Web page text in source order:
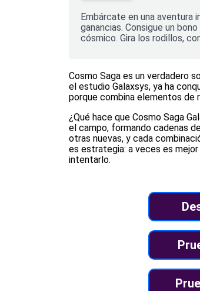
Embárcate en una aventura
ganancias. Consigue un
cósmico. Gira los rodillos,
Cosmo Saga es un verdadero
el estudio Galaxsys, ya ha
porque combina elementos de
¿Qué hace que Cosmo Saga
el campo, formando cadenas
otras nuevas, y cada
es estrategia: a veces es
intentarlo.